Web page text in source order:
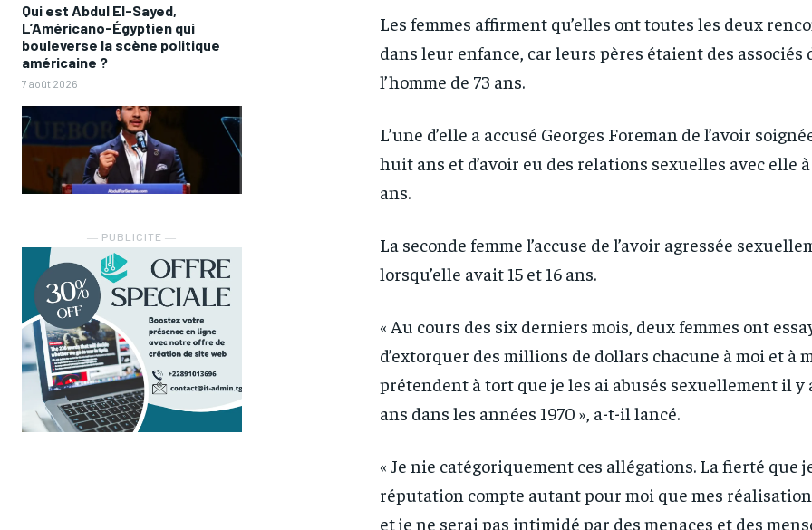
RECOMMENDED
RECOMMENDED
Qui est Abdul El-Sayed,
L’Américano-Égyptien qui
bouleverse la scène politique
américaine ?
7 août 2026
― PUBLICITE ―
Les femmes affirment qu’elles ont toutes les deux
dans leur enfance, car leurs pères étaient des associés
l’homme de 73 ans.
L’une d’elle a accusé Georges Foreman de l’avoir
huit ans et d’avoir eu des relations sexuelles avec elle à
ans.
La seconde femme l’accuse de l’avoir agressée
lorsqu’elle avait 15 et 16 ans.
« Au cours des six derniers mois, deux femmes ont
d’extorquer des millions de dollars chacune à moi et à
prétendent à tort que je les ai abusés sexuellement il y
ans dans les années 1970 », a-t-il lancé.
« Je nie catégoriquement ces allégations. La fierté que
réputation compte autant pour moi que mes
et je ne serai pas intimidé par des menaces et des